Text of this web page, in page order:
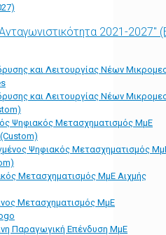
2021-
και Λειτουργίας Νέων
και Λειτουργίας Νέων
Ψηφιακός Μετασχηματισμός ΜμΕ
Ψηφιακός Μετασχηματισμός
Μετασχηματισμός ΜμΕ Αιχμής
Μετασχηματισμός ΜμΕ
Παραγωγική Επένδυση ΜμΕ